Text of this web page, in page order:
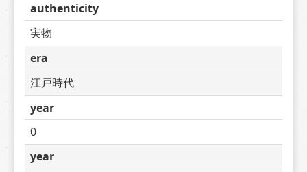
authenticity
実物
era
江戸時代
year
0
year